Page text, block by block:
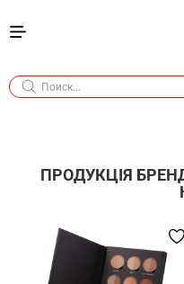
ПРОДУКЦІЯ